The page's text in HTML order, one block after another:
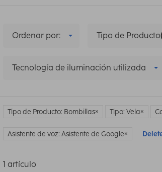
Ordenar por: Tipo de Producto
Tecnología de iluminación utilizada
Tipo de Producto: Bombillas Tipo: Vela
Asistente de voz: Asistente de Google
1 artículo